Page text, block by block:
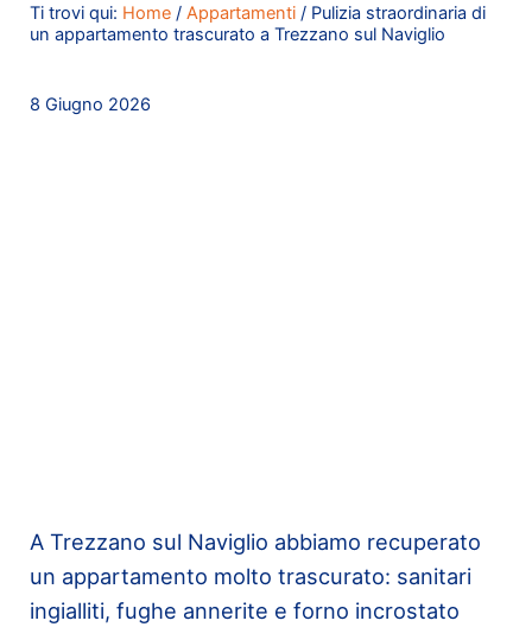
Ti trovi qui: Home / Appartamenti /Pulizia straordinaria di
un appartamento trascurato a Trezzano sul Naviglio
8 Giugno 2026
A Trezzano sul Naviglio abbiamo recuperato
un appartamento molto trascurato: sanitari
ingialliti, fughe annerite e forno incrostato